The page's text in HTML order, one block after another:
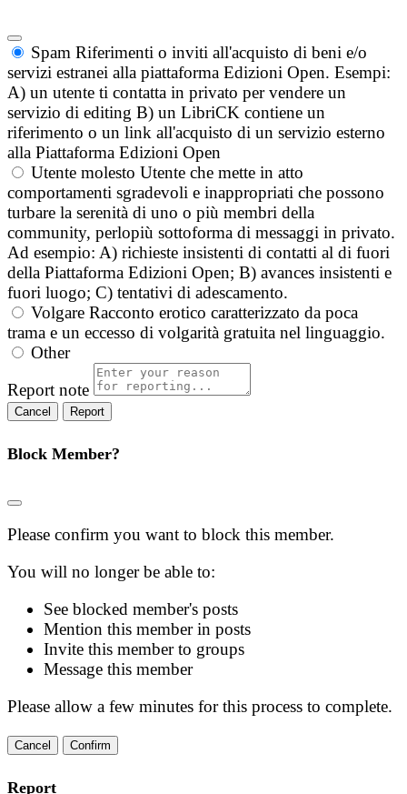
Spam Riferimenti o inviti all'acquisto di beni e/o
servizi estranei alla piattaforma Edizioni Open. Esempi:
A) un utente ti contatta in privato per vendere un
servizio di editing B) un LibriCK contiene un
riferimento o un link all'acquisto di un servizio esterno
alla Piattaforma Edizioni Open
Utente molesto Utente che mette in atto
comportamenti sgradevoli e inappropriati che possono
turbare la serenità di uno o più membri della
community, perlopiù sottoforma di messaggi in privato.
Ad esempio: A) richieste insistenti di contatti al di fuori
della Piattaforma Edizioni Open; B) avances insistenti e
fuori luogo; C) tentativi di adescamento.
Volgare Racconto erotico caratterizzato da poca
trama e un eccesso di volgarità gratuita nel linguaggio.
Other
Report note
Report
Block Member?
Please confirm you want to block this member.
You will no longer be able to:
See blocked member's posts
Mention this member in posts
Invite this member to groups
Message this member
Please allow a few minutes for this process to complete.
Confirm
Report